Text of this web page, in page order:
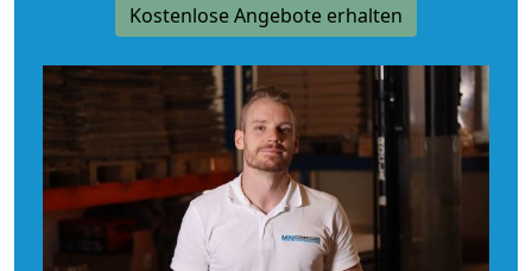
Kostenlose Angebote erhalten